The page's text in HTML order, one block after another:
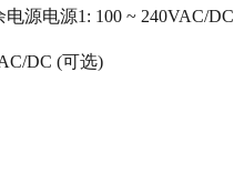
电源电源1: 100 ~ 240VAC/DC
DC (可选)